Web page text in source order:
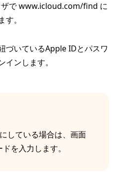
で www.icloud.com/find に
。
づいているApple IDとパスワ
インします。
している場合は、画面
を入力します。